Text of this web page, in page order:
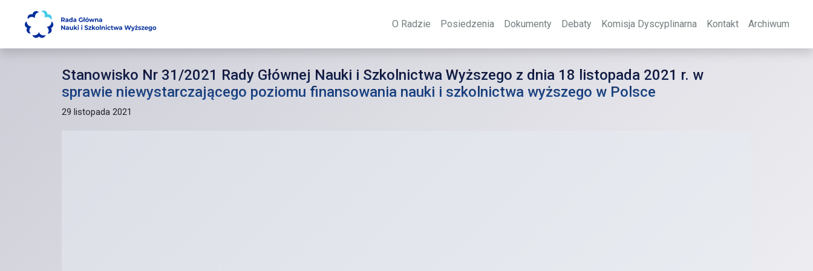
Main Navigation O Radzie Posiedzenia Dokumenty Debaty Komisja Dyscyplinarna Kontakt Archiwum
Stanowisko Nr 31/2021 Rady Głównej Nauki i Szkolnictwa Wyższego z dnia 18 listopada 2021 r. w
sprawie niewystarczającego poziomu finansowania nauki i szkolnictwa wyższego w Polsce
29 listopada 2021